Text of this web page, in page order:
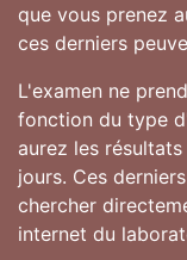
que vous prenez
ces derniers
L'examen ne
fonction du type
aurez les
jours. Ces
chercher
internet du